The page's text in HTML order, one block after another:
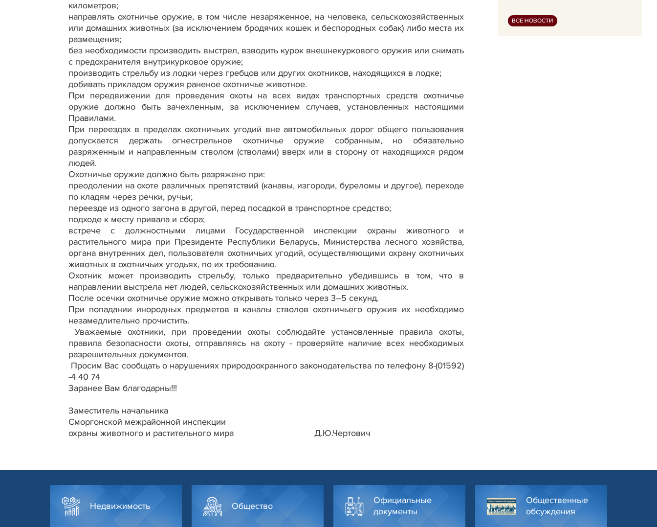
километров;
направлять охотничье оружие, в том числе незаряженное, на человека, сельскохозяйственных
или домашних животных (за исключением бродячих кошек и беспородных собак) либо места их
размещения;
без необходимости производить выстрел, взводить курок внешнекуркового оружия или снимать
с предохранителя внутрикурковое оружие;
производить стрельбу из лодки через гребцов или других охотников, находящихся в лодке;
добивать прикладом оружия раненое охотничье животное.
При передвижении для проведения охоты на всех видах транспортных средств охотничье
оружие должно быть зачехленным, за исключением случаев, установленных настоящими
Правилами.
При переездах в пределах охотничьих угодий вне автомобильных дорог общего пользования
допускается держать огнестрельное охотничье оружие собранным, но обязательно
разряженным и направленным стволом (стволами) вверх или в сторону от находящихся рядом
людей.
Охотничье оружие должно быть разряжено при:
преодолении на охоте различных препятствий (канавы, изгороди, буреломы и другое), переходе
по кладям через речки, ручьи;
переезде из одного загона в другой, перед посадкой в транспортное средство;
подходе к месту привала и сбора;
встрече с должностными лицами Государственной инспекции охраны животного и
растительного мира при Президенте Республики Беларусь, Министерства лесного хозяйства,
органа внутренних дел, пользователя охотничьих угодий, осуществляющими охрану охотничьих
животных в охотничьих угодьях, по их требованию.
Охотник может производить стрельбу, только предварительно убедившись в том, что в
направлении выстрела нет людей, сельскохозяйственных или домашних животных.
После осечки охотничье оружие можно открывать только через 3–5 секунд.
При попадании инородных предметов в каналы стволов охотничьего оружия их необходимо
незамедлительно прочистить.
Уважаемые охотники, при проведении охоты соблюдайте установленные правила охоты,
правила безопасности охоты, отправляясь на охоту - проверяйте наличие всех необходимых
разрешительных документов.
Просим Вас сообщать о нарушениях природоохранного законодательства по телефону 8-(01592)
-4 40 74
Заранее Вам благодарны!!!
Заместитель начальника
Сморгонской межрайонной инспекции
охраны животного и растительного мира Д.Ю.Чертович
ВСЕ НОВОСТИ
Недвижимость Общество
Официальные
документы
Общественные
обсуждения